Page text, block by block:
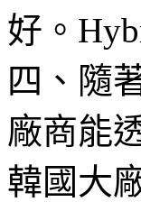
好。
四、隨
廠商能
韓國大